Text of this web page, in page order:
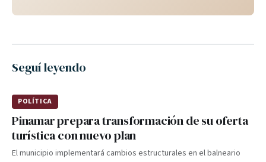
Seguí leyendo
POLÍTICA
Pinamar prepara transformación de su oferta
turística con nuevo plan
El municipio implementará cambios estructurales en el balneario